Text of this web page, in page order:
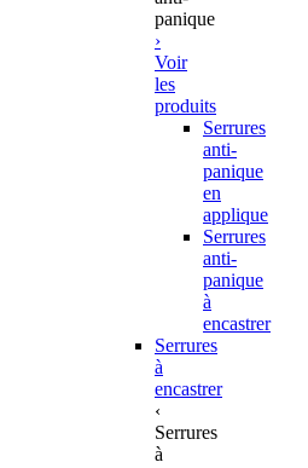
panique
›
Voir
les
produits
Serrures
anti-
panique
en
applique
Serrures
anti-
panique
à
encastrer
Serrures
à
encastrer
‹
Serrures
à